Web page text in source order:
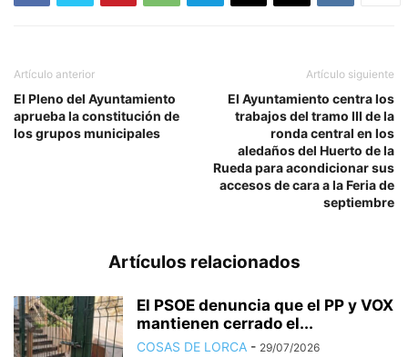
Artículo anterior
El Pleno del Ayuntamiento
aprueba la constitución de
los grupos municipales
Artículo siguiente
El Ayuntamiento centra los
trabajos del tramo III de la
ronda central en los
aledaños del Huerto de la
Rueda para acondicionar sus
accesos de cara a la Feria de
septiembre
Artículos relacionados
El PSOE denuncia que el PP y VOX
mantienen cerrado el...
COSAS DE LORCA - 29/07/2026